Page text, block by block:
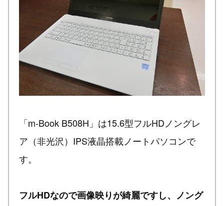
「m-Book B508H」は15.6型フルHDノングレ
ア（非光沢）IPS液晶搭載ノートパソコンで
す。
フルHDなので画像映りが綺麗ですし、ノング